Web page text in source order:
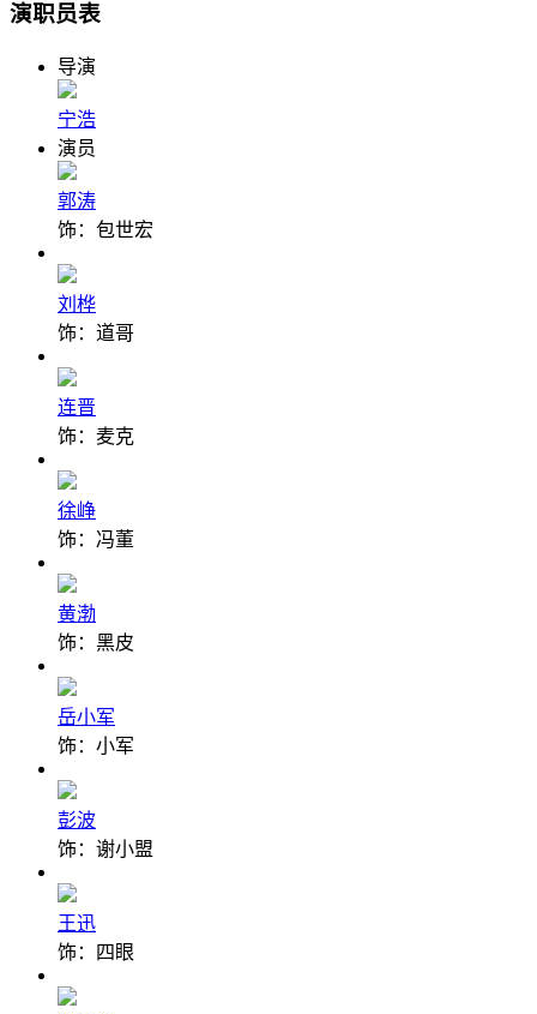
演职员表
导演
宁浩
演员
郭涛
饰：包世宏
刘桦
饰：道哥
连晋
饰：麦克
徐峥
饰：冯董
黄渤
饰：黑皮
岳小军
饰：小军
彭波
饰：谢小盟
王迅
饰：四眼